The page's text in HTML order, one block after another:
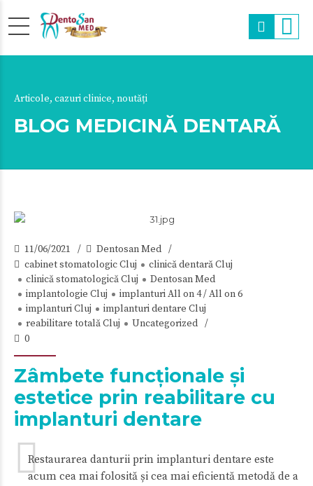
Articole, cazuri clinice, noutăți
BLOG MEDICINĂ DENTARĂ
11/06/2021
Dentosan Med
cabinet stomatologic Cluj
clinică dentară Cluj
clinică stomatologică Cluj
Dentosan Med
implantologie Cluj
implanturi All on 4 / All on 6
implanturi Cluj
implanturi dentare Cluj
reabilitare totală Cluj
Uncategorized
0
Zâmbete funcționale și
estetice prin reabilitare cu
implanturi dentare
Restaurarea danturii prin implanturi dentare este
acum cea mai folosită și cea mai eficientă metodă de a